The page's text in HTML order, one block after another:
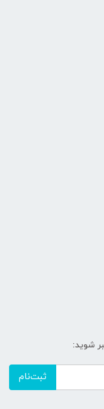
شوید:
ثبت‌نام